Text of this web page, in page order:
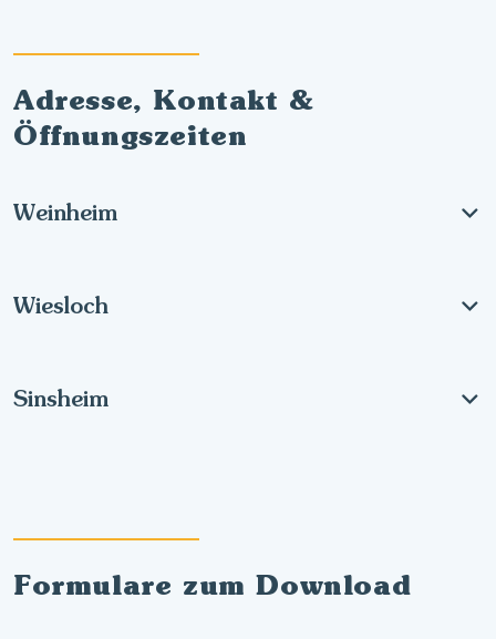
Adresse, Kontakt &
Öffnungszeiten
Weinheim
Wiesloch
Sinsheim
Formulare zum Download